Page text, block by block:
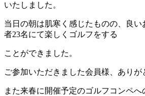
いたしました。
当日の朝は肌寒く感じたものの、良
者23名にて楽しくゴルフをする
ことができました。
ご参加いただきました会員様、ありが
また来春に開催予定のゴルフコンペ